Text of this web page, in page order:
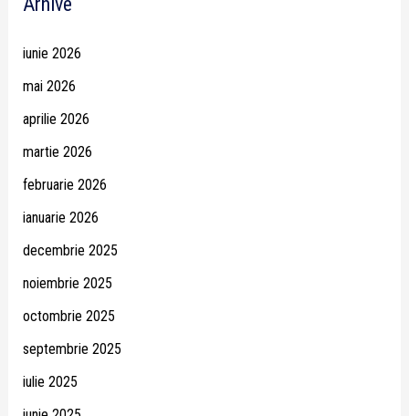
iunie 2026
mai 2026
aprilie 2026
martie 2026
februarie 2026
ianuarie 2026
decembrie 2025
noiembrie 2025
octombrie 2025
septembrie 2025
iulie 2025